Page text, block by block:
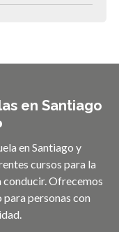
en Santiago
en Santiago y
cursos para la
Ofrecemos
personas con